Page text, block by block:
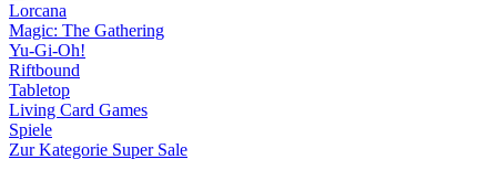
Lorcana
Magic: The Gathering
Yu-Gi-Oh!
Riftbound
Tabletop
Living Card Games
Spiele
Zur Kategorie Super Sale